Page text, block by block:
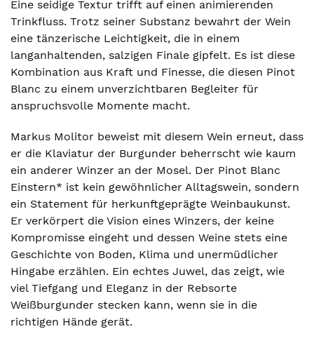
Eine seidige Textur trifft auf einen animierenden
Trinkfluss. Trotz seiner Substanz bewahrt der Wein
eine tänzerische Leichtigkeit, die in einem
langanhaltenden, salzigen Finale gipfelt. Es ist diese
Kombination aus Kraft und Finesse, die diesen Pinot
Blanc zu einem unverzichtbaren Begleiter für
anspruchsvolle Momente macht.
Markus Molitor beweist mit diesem Wein erneut, dass
er die Klaviatur der Burgunder beherrscht wie kaum
ein anderer Winzer an der Mosel. Der Pinot Blanc
Einstern* ist kein gewöhnlicher Alltagswein, sondern
ein Statement für herkunftgeprägte Weinbaukunst.
Er verkörpert die Vision eines Winzers, der keine
Kompromisse eingeht und dessen Weine stets eine
Geschichte von Boden, Klima und unermüdlicher
Hingabe erzählen. Ein echtes Juwel, das zeigt, wie
viel Tiefgang und Eleganz in der Rebsorte
Weißburgunder stecken kann, wenn sie in die
richtigen Hände gerät.